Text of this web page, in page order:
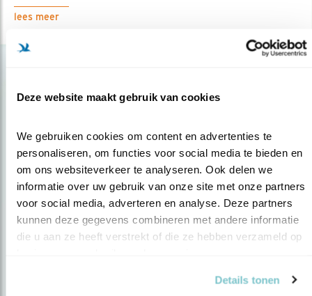
Deze website maakt gebruik van cookies
We gebruiken cookies om content en advertenties te
personaliseren, om functies voor social media te bieden en
om ons websiteverkeer te analyseren. Ook delen we
informatie over uw gebruik van onze site met onze partners
voor social media, adverteren en analyse. Deze partners
kunnen deze gegevens combineren met andere informatie
die u aan ze heeft verstrekt of die ze hebben verzameld op
Details tonen
lees meer
Op de hoogte blijven?
Meld je aan en ontvang nieuws, inspiratie, acties en tips
over vogels en activiteiten van Vogelbescherming.